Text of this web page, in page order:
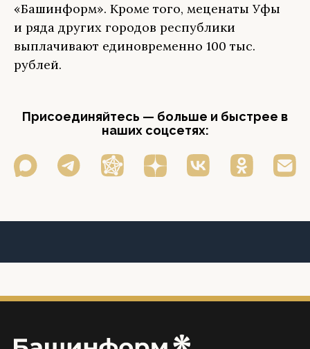
«Башинформ». Кроме того, меценаты Уфы
и ряда других городов республики
выплачивают единовременно 100 тыс.
рублей.
Присоединяйтесь — больше и быстрее в
наших соцсетях: